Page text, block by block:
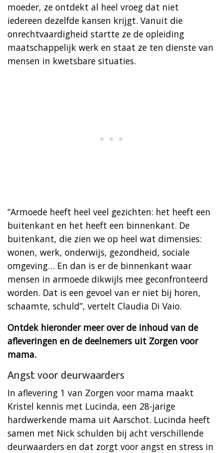
moeder, ze ontdekt al heel vroeg dat niet
iedereen dezelfde kansen krijgt. Vanuit die
onrechtvaardigheid startte ze de opleiding
maatschappelijk werk en staat ze ten dienste van
mensen in kwetsbare situaties.
“Armoede heeft heel veel gezichten: het heeft een
buitenkant en het heeft een binnenkant. De
buitenkant, die zien we op heel wat dimensies:
wonen, werk, onderwijs, gezondheid, sociale
omgeving… En dan is er de binnenkant waar
mensen in armoede dikwijls mee geconfronteerd
worden. Dat is een gevoel van er niet bij horen,
schaamte, schuld”, vertelt Claudia Di Vaio.
Ontdek hieronder meer over de inhoud van de
afleveringen en de deelnemers uit Zorgen voor
mama.
Angst voor deurwaarders
In aflevering 1 van Zorgen voor mama maakt
Kristel kennis met Lucinda, een 28-jarige
hardwerkende mama uit Aarschot. Lucinda heeft
samen met Nick schulden bij acht verschillende
deurwaarders en dat zorgt voor angst en stress in